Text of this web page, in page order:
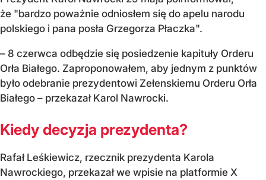
że "bardzo poważnie odniosłem się do apelu narodu
polskiego i pana posła Grzegorza Płaczka".
– 8 czerwca odbędzie się posiedzenie kapituły Orderu
Orła Białego. Zaproponowałem, aby jednym z punktów
było odebranie prezydentowi Zełenskiemu Orderu Orła
Białego – przekazał Karol Nawrocki.
Kiedy decyzja prezydenta?
Rafał Leśkiewicz, rzecznik prezydenta Karola
Nawrockiego, przekazał we wpisie na platformie X